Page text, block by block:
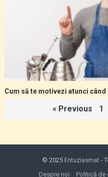
Cum să te motivezi atunci
« Previous 1
© 2025 Entuziasmat -
Despre noi
Politică de